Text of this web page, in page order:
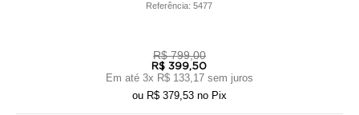
Referência:5477
R$ 799,00
R$ 399,50
Em até 3x R$ 133,17 sem juros
ou R$ 379,53 no Pix